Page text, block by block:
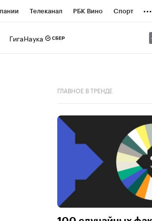
Телеканал РБК Вино Спорт ...
ГигаНаука
ГЛАВНОЕ В ТРЕНДЕ